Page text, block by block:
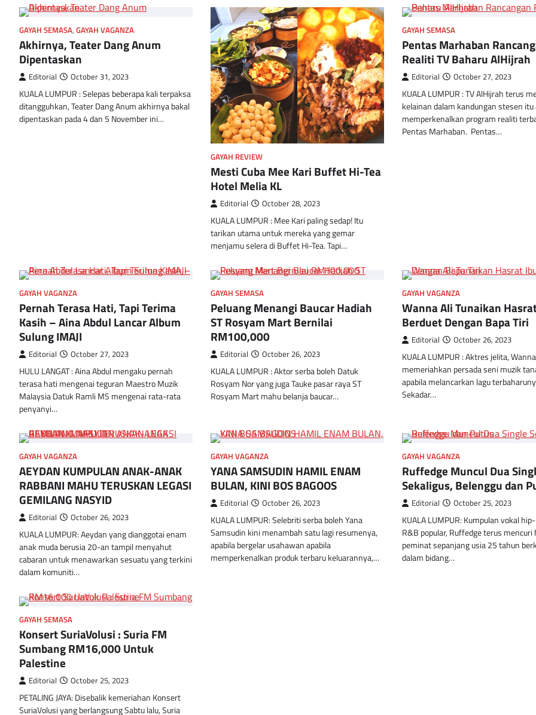
GAYAH SEMASA, GAYAH VAGANZA
Akhirnya, Teater Dang Anum
Dipentaskan
Editorial October 31, 2023
KUALA LUMPUR : Selepas beberapa kali terpaksa
ditangguhkan, Teater Dang Anum akhirnya bakal
dipentaskan pada 4 dan 5 November ini…
GAYAH REVIEW
Mesti Cuba Mee Kari Buffet Hi-Tea
Hotel Melia KL
Editorial October 28, 2023
KUALA LUMPUR : Mee Kari paling sedap! Itu
tarikan utama untuk mereka yang gemar
menjamu selera di Buffet Hi-Tea. Tapi…
GAYAH SEMASA
Pentas Marhaban
Realiti TV Baharu AlHijrah
Editorial October 27, 2023
KUALA LUMPUR : TV AlHijrah terus
kelainan dalam kandungan stesen itu
memperkenalkan program realiti
Pentas Marhaban. Pentas…
GAYAH VAGANZA
Pernah Terasa Hati, Tapi Terima
Kasih – Aina Abdul Lancar Album
Sulung IMAJI
Editorial October 27, 2023
HULU LANGAT : Aina Abdul mengaku pernah
terasa hati mengenai teguran Maestro Muzik
Malaysia Datuk Ramli MS mengenai rata-rata
penyanyi…
GAYAH SEMASA
Peluang Menangi Baucar Hadiah
ST Rosyam Mart Bernilai
RM100,000
Editorial October 26, 2023
KUALA LUMPUR : Aktor serba boleh Datuk
Rosyam Nor yang juga Tauke pasar raya ST
Rosyam Mart mahu belanja baucar…
GAYAH VAGANZA
Wanna Ali Tunaikan
Berduet Dengan Bapa Tiri
Editorial October 26, 2023
KUALA LUMPUR : Aktres jelita,
memeriahkan persada seni muzik
apabila melancarkan lagu
Sekadar…
GAYAH VAGANZA
AEYDAN KUMPULAN ANAK-ANAK
RABBANI MAHU TERUSKAN LEGASI
GEMILANG NASYID
Editorial October 26, 2023
KUALA LUMPUR: Aeydan yang dianggotai enam
anak muda berusia 20-an tampil menyahut
cabaran untuk menawarkan sesuatu yang terkini
dalam komuniti…
GAYAH VAGANZA
YANA SAMSUDIN HAMIL ENAM
BULAN, KINI BOS BAGOOS
Editorial October 26, 2023
KUALA LUMPUR: Selebriti serba boleh Yana
Samsudin kini menambah satu lagi resumenya,
apabila bergelar usahawan apabila
memperkenalkan produk terbaru keluarannya,…
GAYAH VAGANZA
Ruffedge Muncul Dua
Sekaligus, Belenggu dan
Editorial October 25, 2023
KUALA LUMPUR: Kumpulan vokal
R&B popular, Ruffedge terus mencuri
peminat sepanjang usia 25 tahun
dalam bidang…
GAYAH SEMASA
Konsert SuriaVolusi : Suria FM
Sumbang RM16,000 Untuk
Palestine
Editorial October 25, 2023
PETALING JAYA: Disebalik kemeriahan Konsert
SuriaVolusi yang berlangsung Sabtu lalu, Suria